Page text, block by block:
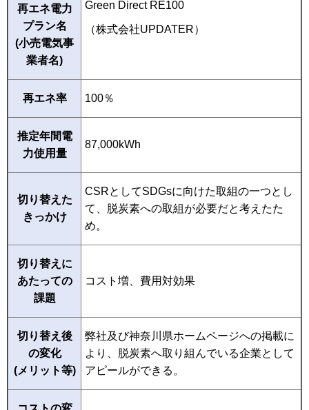
再エネ電力
プラン名
(小売電気事
業者名)
Green Direct RE100
（株式会社UPDATER）
再エネ率 100％
推定年間電
力使用量
87,000kWh
切り替えた
きっかけ
CSRとしてSDGsに向けた取組の一つとし
て、脱炭素への取組が必要だと考えたた
め。
切り替えに
あたっての
課題
コスト増、費用対効果
切り替え後
の変化
(メリット等)
弊社及び神奈川県ホームページへの掲載に
より、脱炭素へ取り組んでいる企業として
アピールができる。